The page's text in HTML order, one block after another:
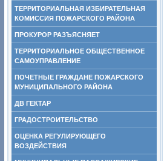
ТЕРРИТОРИАЛЬНАЯ ИЗБИРАТЕЛЬНАЯ
КОМИССИЯ ПОЖАРСКОГО РАЙОНА
ПРОКУРОР РАЗЪЯСНЯЕТ
ТЕРРИТОРИАЛЬНОЕ ОБЩЕСТВЕННОЕ
САМОУПРАВЛЕНИЕ
ПОЧЕТНЫЕ ГРАЖДАНЕ ПОЖАРСКОГО
МУНИЦИПАЛЬНОГО РАЙОНА
ДВ ГЕКТАР
ГРАДОСТРОИТЕЛЬСТВО
ОЦЕНКА РЕГУЛИРУЮЩЕГО
ВОЗДЕЙСТВИЯ